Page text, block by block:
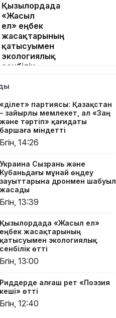
Қызылордада
«Жасыл
ел» еңбек
жасақтарының
қатысуымен
экологиялық
сенбілік
алғаш рет
«Поэзия
кеші» өтті
"Қорғансыз
көп
болды":
Дариға
Бадықова
елге
айтпаған
құпиясын
жайып
салды
тікелей
эфирі үшін
Тараз
тұрғыны 5
«Әділет» партиясы: Қазақстан
– зайырлы мемлекет, ал «Заң
және тәртіп» қағидаты
баршаға міндетті
Бүгін, 14:26
Украина Сызрань және
Кубаньдағы мұнай өңдеу
зауыттарына дронмен шабуыл
жасады
Бүгін, 13:39
Қызылордада «Жасыл ел»
еңбек жасақтарының
қатысуымен экологиялық
сенбілік өтті
Бүгін, 13:00
Риддерде алғаш рет «Поэзия
кеші» өтті
Бүгін, 12:40